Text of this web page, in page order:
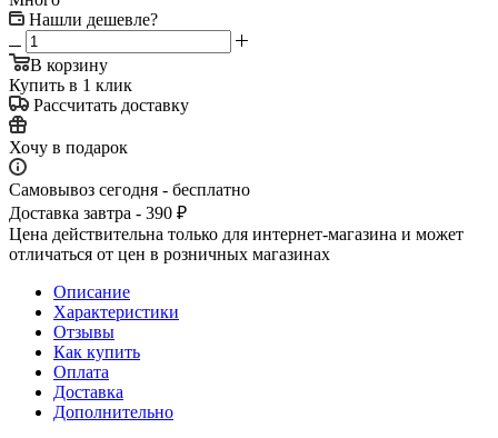
Нашли дешевле?
В корзину
Купить в 1 клик
Рассчитать доставку
Хочу в подарок
Самовывоз сегодня - бесплатно
Доставка завтра - 390 ₽
Цена действительна только для интернет-магазина и может
отличаться от цен в розничных магазинах
Описание
Характеристики
Отзывы
Как купить
Оплата
Доставка
Дополнительно